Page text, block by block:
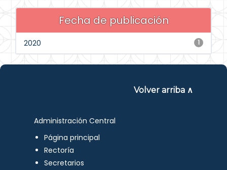
Fecha de publicación
1
2020
Volver arriba ∧
Administración Central
Página principal
Rectoría
Secretarios